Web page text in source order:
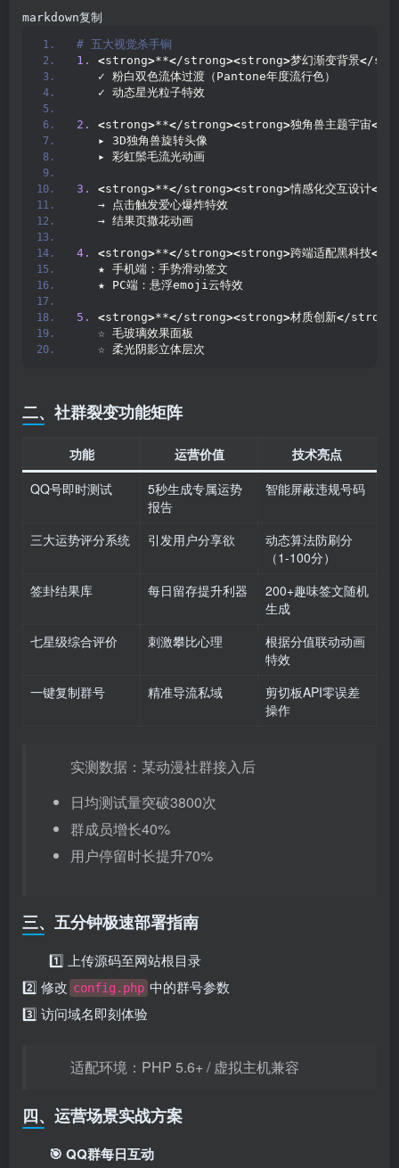
markdown复制
# 五大视觉杀手锏
1.
<strong>**</strong><strong>梦幻渐变背景</
   ✓ 粉白双色流体过渡（Pantone年度流行色）
   ✓ 动态星光粒子特效
2. <strong>**</strong><strong>独角兽主题宇宙<
   ▸ 3D独角兽旋转头像
   ▸ 彩虹鬃毛流光动画
3. <strong>**</strong><strong>情感化交互设计<
   → 点击触发爱心爆炸特效
   → 结果页撒花动画
4. <strong>**</strong><strong>跨端适配黑科技<
   ★ 手机端：手势滑动签文
   ★ PC端：悬浮emoji云特效
5. <strong>**</strong><strong>材质创新</strong
   ☆ 毛玻璃效果面板
   ☆ 柔光阴影立体层次
二、社群裂变功能矩阵
功能 运营价值
技术亮点
QQ号即时测试
5秒生成专属运势
报告
智能屏蔽违规号码
三大运势评分系统 引发用户分享欲
动态算法防刷分
（1-100分）
签卦结果库
每日留存提升利器
200+趣味签文随机
生成
七星级综合评价
刺激攀比心理
根据分值联动动画
特效
一键复制群号
精准导流私域
剪切板API零误差
操作
实测数据：某动漫社群接入后
日均测试量突破3800次
群成员增长40%
用户停留时长提升70%
三、五分钟极速部署指南
1️⃣ 上传源码至网站根目录
2️⃣ 修改 config.php 中的群号参数
3️⃣ 访问域名即刻体验
适配环境：PHP 5.6+ / 虚拟主机兼容
四、运营场景实战方案
🎯 QQ群每日互动